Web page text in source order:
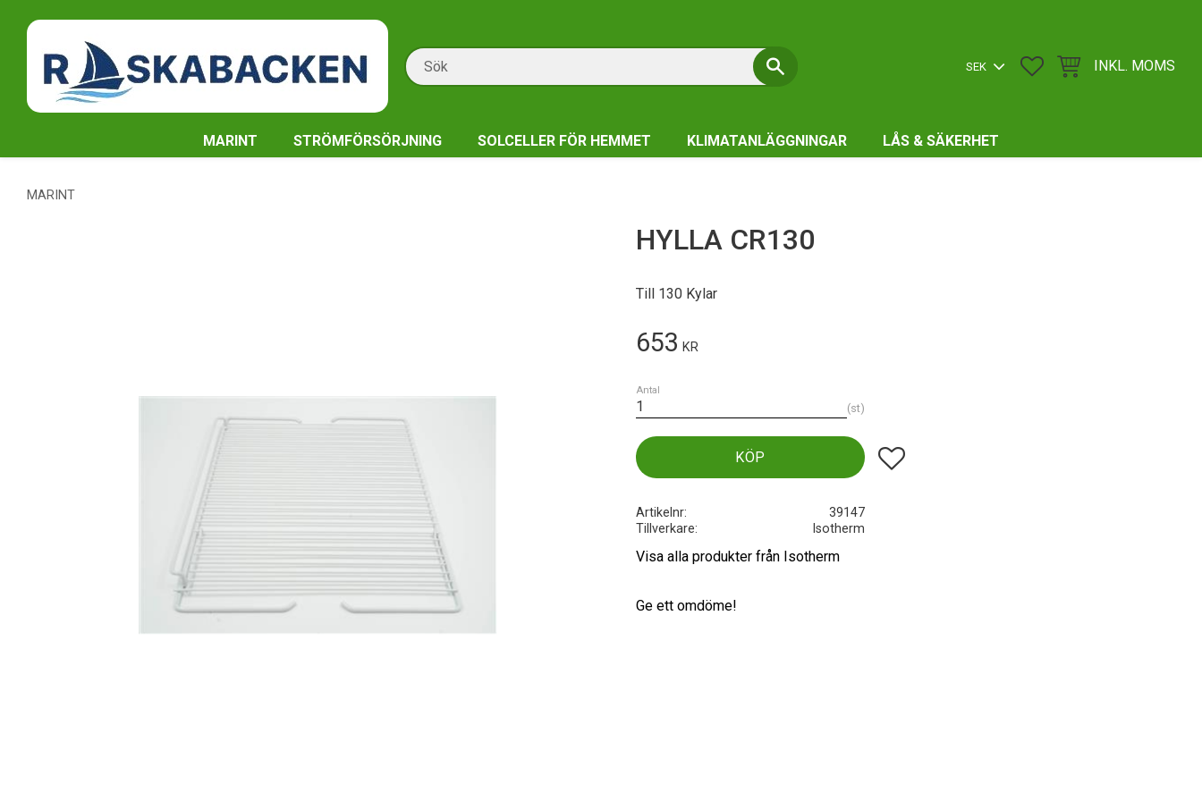
FAVORITER
KUNDVAGNINKL. MOMS
MARINT STRÖMFÖRSÖRJNING SOLCELLER FÖR HEMMET KLIMATANLÄGGNINGAR LÅS & SÄKERHET
MARINT
HYLLA CR130
Till 130 Kylar
653 KR
Antal
st
KÖP Lägg till i favoriter
Artikelnr
39147
Tillverkare
Isotherm
Visa alla produkter från Isotherm
Ge ett omdöme!